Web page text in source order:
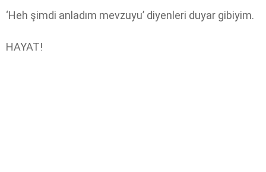
‘Heh şimdi anladım mevzuyu’ diyenleri duyar gibiyim.
HAYAT!